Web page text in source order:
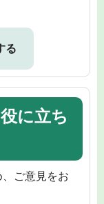
る
に立ち
ご意見をお